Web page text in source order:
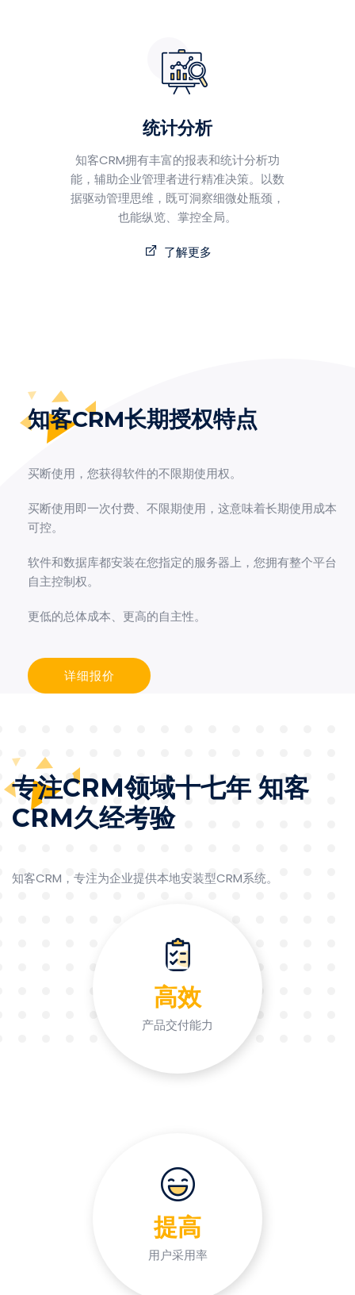
统计分析
知客CRM拥有丰富的报表和统计分析功
能，辅助企业管理者进行精准决策。以数
据驱动管理思维，既可洞察细微处瓶颈，
也能纵览、掌控全局。
了解更多
知客CRM长期授权特点
买断使用，您获得软件的不限期使用权。
买断使用即一次付费、不限期使用，这意味着长期使用成本
可控。
软件和数据库都安装在您指定的服务器上，您拥有整个平台
自主控制权。
更低的总体成本、更高的自主性。
详细报价
专注CRM领域十七年 知客
CRM久经考验
知客CRM，专注为企业提供本地安装型CRM系统。
高效
产品交付能力
提高
用户采用率